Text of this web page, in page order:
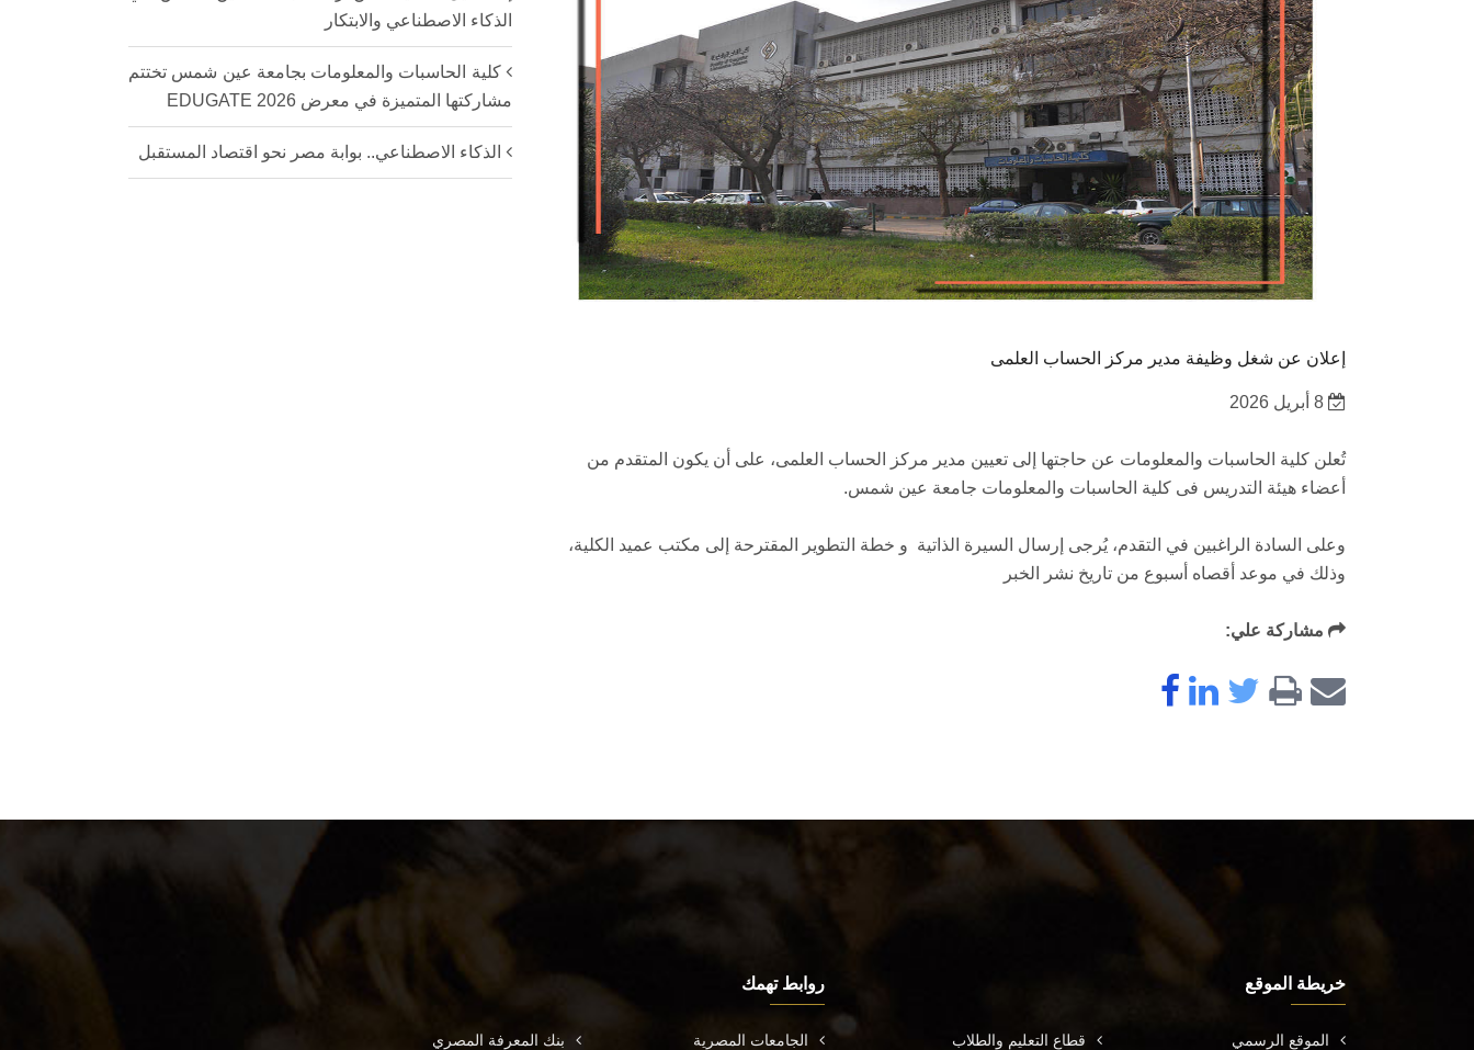
إعلان عن شغل وظيفة مدير مركز الحساب العلمى
تُعلن كلية الحاسبات والمعلومات عن حاجتها إلى تعيين مدير مركز الحساب العلمى، على أن يكون المتقدم من
أعضاء هيئة التدريس فى كلية الحاسبات والمعلومات جامعة عين شمس.
وعلى السادة الراغبين في التقدم، يُرجى إرسال السيرة الذاتية و خطة التطوير المقترحة إلى مكتب عميد الكلية،
وذلك في موعد أقصاه أسبوع من تاريخ نشر الخبر
مشاركة علي:
الذكاء الاصطناعي والابتكار
كلية الحاسبات والمعلومات بجامعة عين شمس تختتم
مشاركتها المتميزة في معرض EDUGATE 2026
الذكاء الاصطناعي.. بوابة مصر نحو اقتصاد المستقبل
خريطة الموقع
الموقع الرسمي قطاع التعليم والطلاب
روابط تهمك
الجامعات المصرية بنك المعرفة المصري